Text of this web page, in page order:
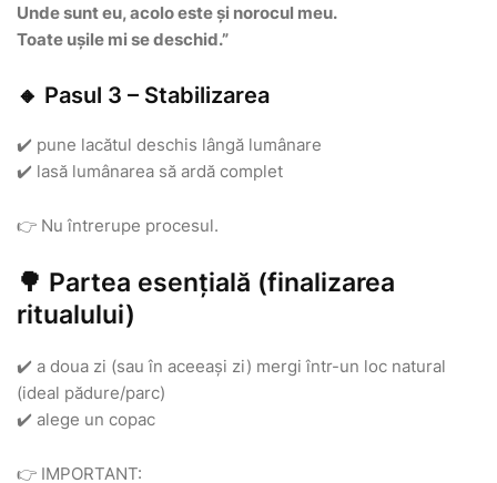
Unde sunt eu, acolo este și norocul meu.
Toate ușile mi se deschid.”
🔸 Pasul 3 – Stabilizarea
✔️ pune lacătul deschis lângă lumânare
✔️ lasă lumânarea să ardă complet
👉 Nu întrerupe procesul.
🌳 Partea esențială (finalizarea
ritualului)
✔️ a doua zi (sau în aceeași zi) mergi într-un loc natural
(ideal pădure/parc)
✔️ alege un copac
👉 IMPORTANT: